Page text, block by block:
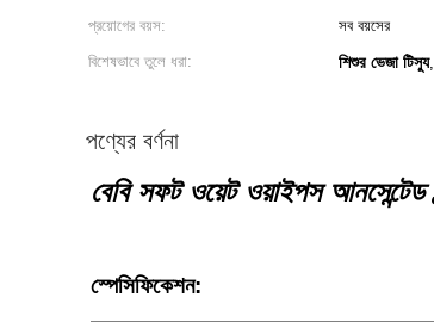
প্রয়োগের বয়স:
সব বয়সের
বিশেষভাবে তুলে ধরা:
শিশুর ভেজা টিস্যু,
পণ্যের বর্ণনা
বেবি সফট ওয়েট ওয়াইপস আনসেন্টেড
স্পেসিফিকেশন: